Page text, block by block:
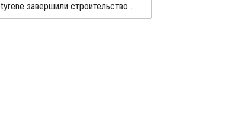
Denka и Toyo Styrene завершили строительство завода по переработке химикатов